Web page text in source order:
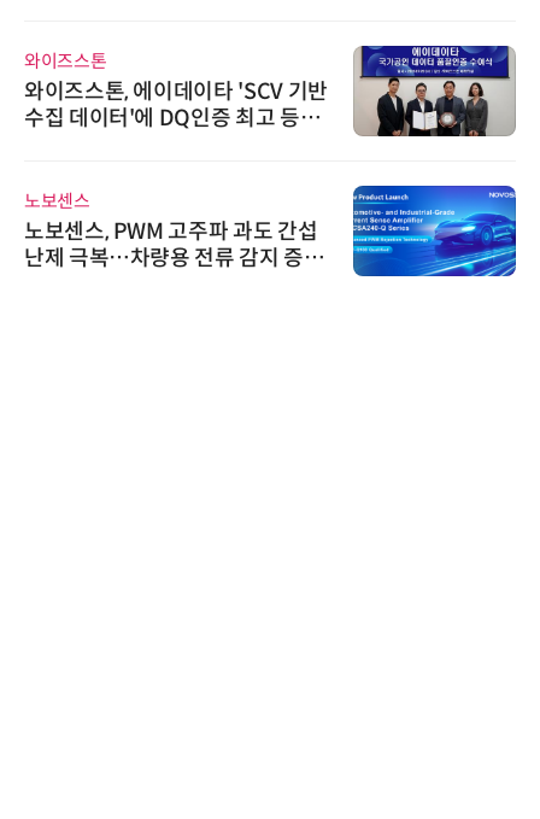
와이즈스톤
와이즈스톤, 에이데이타 'SCV 기반
수집 데이터'에 DQ인증 최고 등급
노보센스
노보센스, PWM 고주파 과도 간섭
난제 극복…차량용 전류 감지 증폭